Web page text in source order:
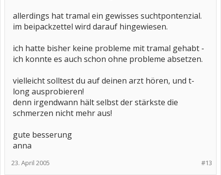
allerdings hat tramal ein gewisses suchtpontenzial.
im beipackzettel wird darauf hingewiesen.
ich hatte bisher keine probleme mit tramal gehabt -
ich konnte es auch schon ohne probleme absetzen.
vielleicht solltest du auf deinen arzt hören, und t-
long ausprobieren!
denn irgendwann hält selbst der stärkste die
schmerzen nicht mehr aus!
gute besserung
anna
#13
23. April 2005